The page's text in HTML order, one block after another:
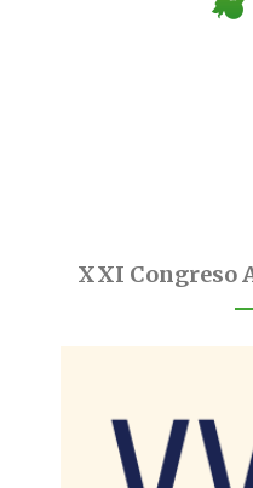
XXI Congreso